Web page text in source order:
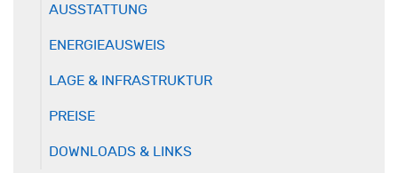
AUSSTATTUNG
ENERGIEAUSWEIS
LAGE & INFRASTRUKTUR
PREISE
DOWNLOADS & LINKS